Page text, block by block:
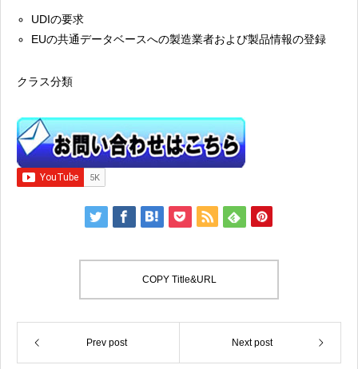
UDIの要求
EUの共通データベースへの製造業者および製品情報の登録
クラス分類
COPY Title&URL
Prev post Next post